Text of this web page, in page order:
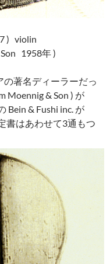
) violin
Son 1958年 )
の著名ディーラーだっ
Moennig & Son ) が
Bein & Fushi inc. が
書はあわせて3通もつ